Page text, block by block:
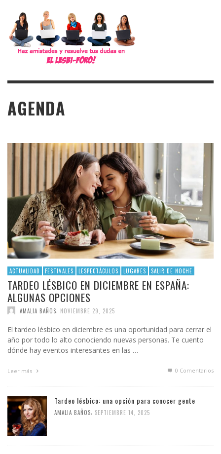
AGENDA
ACTUALIDAD FESTIVALES LESPECTÁCULOS LUGARES SALIR DE NOCHE
TARDEO LÉSBICO EN DICIEMBRE EN ESPAÑA:
ALGUNAS OPCIONES
AMALIA BAÑOS NOVIEMBRE 29, 2025
El tardeo lésbico en diciembre es una oportunidad para cerrar el
año por todo lo alto conociendo nuevas personas. Te cuento
dónde hay eventos interesantes en las …
Leer más 0 Comentarios
Tardeo lésbico: una opción para conocer gente
AMALIA BAÑOS, SEPTIEMBRE 14, 2025